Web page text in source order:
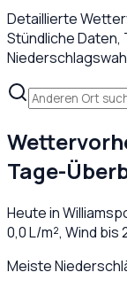
Detaillierte
Stündliche
Tage-
Heute in
0,0L/m², Wind bis
Meiste